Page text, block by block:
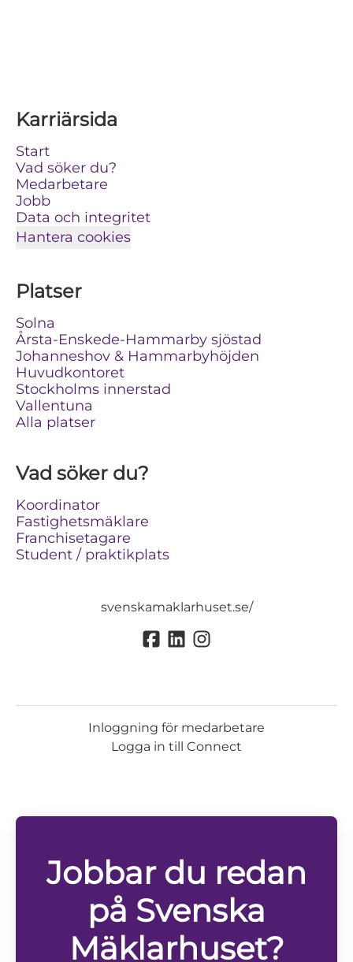
Karriärsida
Start
Vad söker du?
Medarbetare
Jobb
Data och integritet
Hantera cookies
Platser
Solna
Årsta-Enskede-Hammarby sjöstad
Johanneshov & Hammarbyhöjden
Huvudkontoret
Stockholms innerstad
Vallentuna
Alla platser
Vad söker du?
Koordinator
Fastighetsmäklare
Franchisetagare
Student / praktikplats
svenskamaklarhuset.se/
Inloggning för medarbetare
Logga in till Connect
Jobbar du redan
på Svenska
Mäklarhuset?